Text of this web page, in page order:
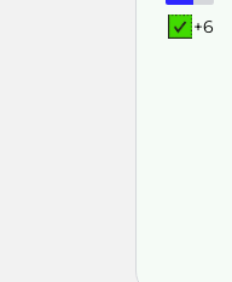
+6